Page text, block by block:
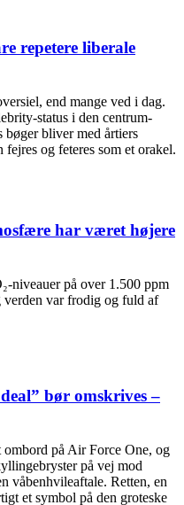
repetere liberale
end mange ved i dag.
status i den centrum-
bliver med årtiers
og feteres som et orakel.
har været højere
niveauer på over 1.500 ppm
verden var frodig og fuld af
bør omskrives –
på Air Force One, og
på vej mod
våbenhvileaftale. Retten, en
et symbol på den groteske